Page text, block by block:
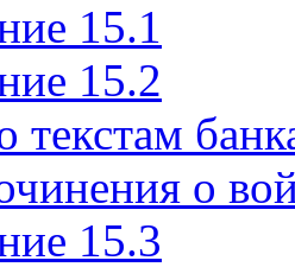
15.1
15.2
текстам
о
15.3